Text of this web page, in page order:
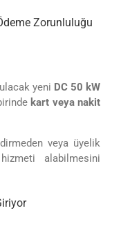
Zorunluluğu
yeni DC 50 kW
kart veya nakit
veya üyelik
alabilmesini